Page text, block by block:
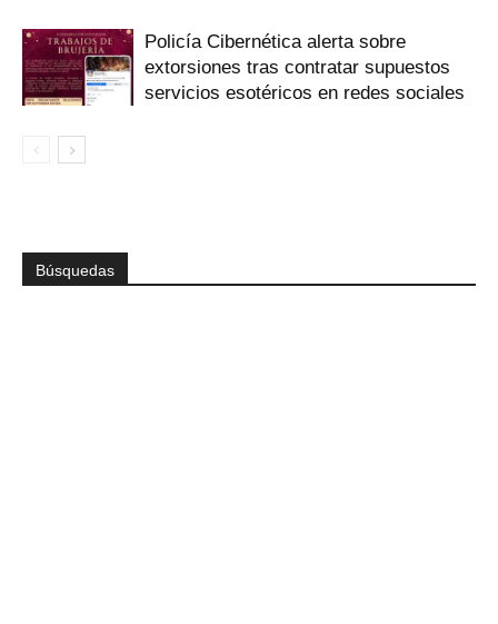
Policía Cibernética alerta sobre
extorsiones tras contratar supuestos
servicios esotéricos en redes sociales
Búsquedas